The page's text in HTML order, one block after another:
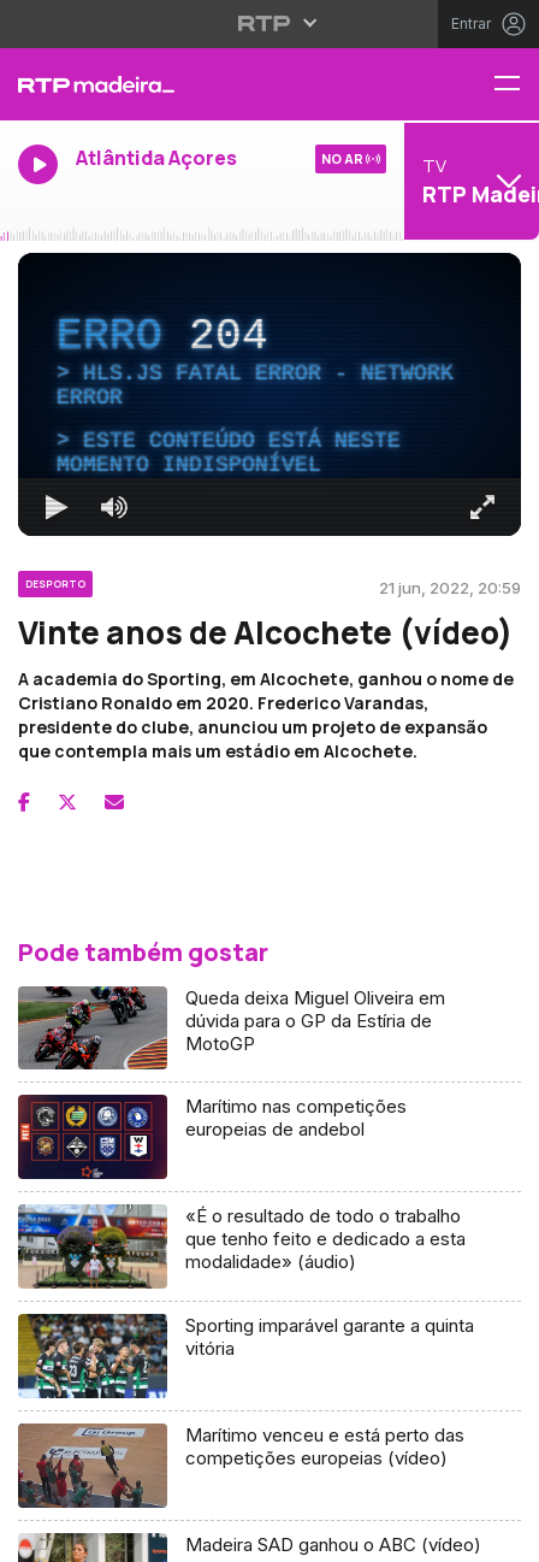
Entrar
Atlântida Açores NO AR TV
RTP
ERRO204
HLS.JS FATAL ERROR - NETWORK
ERROR
ESTE CONTEÚDO ESTÁ NESTE
MOMENTO INDISPONÍVEL
DESPORTO 21 jun, 2022, 20:59
Vinte anos de Alcochete (vídeo)
A academia do Sporting, em Alcochete, ganhou o nome de
Cristiano Ronaldo em 2020. Frederico Varandas,
presidente do clube, anunciou um projeto de expansão
que contempla mais um estádio em Alcochete.
Pode também gostar
Queda deixa Miguel Oliveira em
dúvida para o GP da Estíria de
MotoGP
Marítimo nas competições
europeias de andebol
«É o resultado de todo o trabalho
que tenho feito e dedicado a esta
modalidade» (áudio)
Sporting imparável garante a quinta
vitória
Marítimo venceu e está perto das
competições europeias (vídeo)
Madeira SAD ganhou o ABC (vídeo)